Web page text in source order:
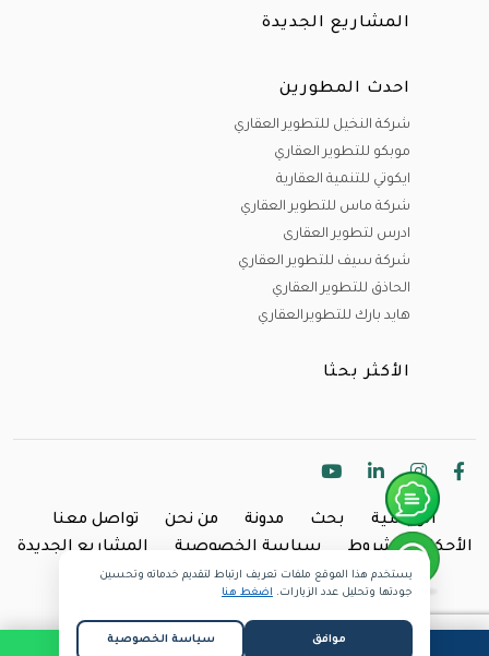
المشاريع الجديدة
احدث المطورين
شركة النخيل للتطوير العقاري
موبكو للتطوير العقاري
ايكوتي للتنمية العقارية
شركة ماس للتطوير العقاري
ادرس لتطوير العقارى
شركة سيف للتطوير العقاري
الحاذق للتطوير العقاري
هايد بارك للتطويرالعقاري
الأكثر بحثا
الرئيسية بحث مدونة من نحن
تواصل معنا
الأحكام والشروط
سياسة الخصوصية المشاريع الجديدة
Copyright @2024 Inland.
يستخدم هذا الموقع ملفات تعريف ارتباط لتقديم خدماته وتحسين
جودتها وتحليل عدد الزيارات. اضغط هنا
موافق سياسة الخصوصية